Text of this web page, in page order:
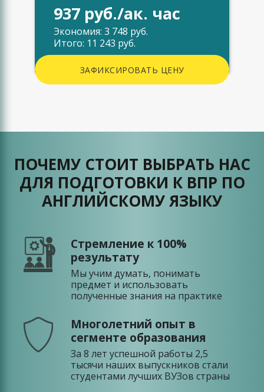
937 руб./ак. час
Экономия: 3 748 руб.
Итого: 11 243 руб.
ЗАФИКСИРОВАТЬ ЦЕНУ
ПОЧЕМУ СТОИТ ВЫБРАТЬ НАС
ДЛЯ ПОДГОТОВКИ К ВПР ПО
АНГЛИЙСКОМУ ЯЗЫКУ
Стремление к 100%
результату
Мы учим думать, понимать
предмет и использовать
полученные знания на практике
Многолетний опыт в
сегменте образования
За 8 лет успешной работы 2,5
тысячи наших выпускников стали
студентами лучших ВУЗов страны